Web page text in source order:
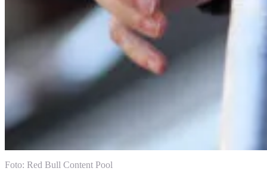
Foto: Red Bull Content Pool